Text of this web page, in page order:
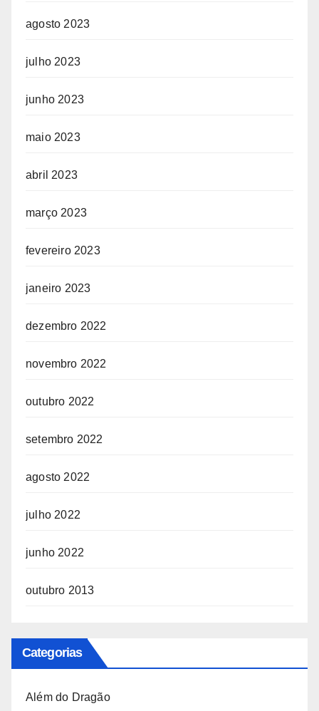
agosto 2023
julho 2023
junho 2023
maio 2023
abril 2023
março 2023
fevereiro 2023
janeiro 2023
dezembro 2022
novembro 2022
outubro 2022
setembro 2022
agosto 2022
julho 2022
junho 2022
outubro 2013
Categorias
Além do Dragão